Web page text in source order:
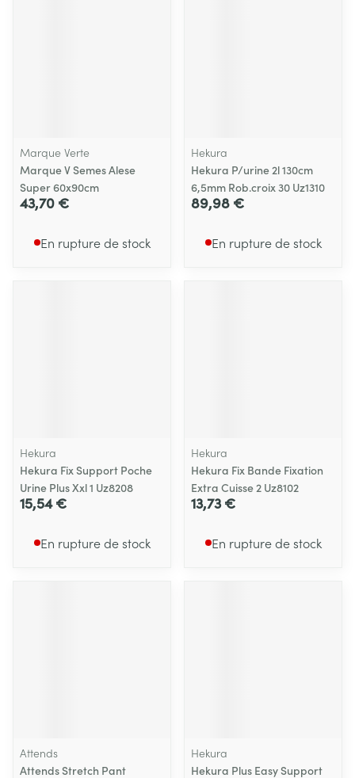
Marque Verte
Marque V Semes Alese
Super 60x90cm
43,70 €
En rupture de stock
Hekura
Hekura P/urine 2l 130cm
6,5mm Rob.croix 30 Uz1310
89,98 €
En rupture de stock
Hekura
Hekura Fix Support Poche
Urine Plus Xxl 1 Uz8208
15,54 €
En rupture de stock
Hekura
Hekura Fix Bande Fixation
Extra Cuisse 2 Uz8102
13,73 €
En rupture de stock
Attends
Attends Stretch Pant
Hekura
Hekura Plus Easy Support